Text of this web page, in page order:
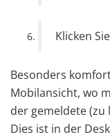
Klicken
Besonders
Mobilansicht, wo
der gemeldete (zu
Dies ist in der